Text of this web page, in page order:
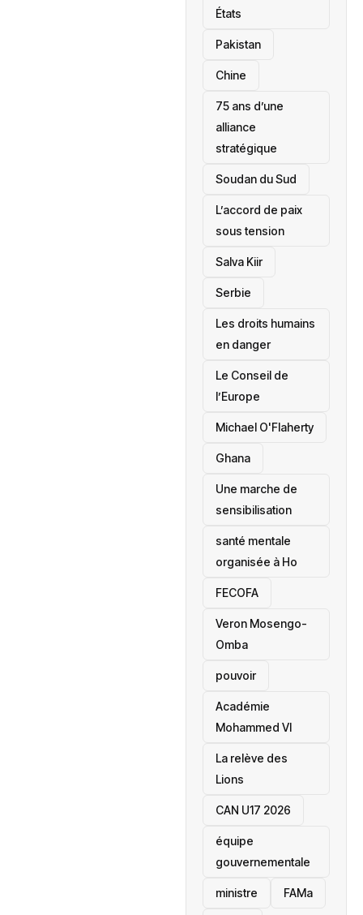
États
‎Pakistan
Chine
75 ans d’une
alliance
stratégique
‎Soudan du Sud
L’accord de paix
sous tension
Salva Kiir
‎Serbie
Les droits humains
en danger
‎Le Conseil de
l’Europe
Michael O'Flaherty
‎Ghana
Une marche de
sensibilisation
santé mentale
organisée à Ho
‎FECOFA
Veron Mosengo-
Omba
pouvoir
Académie
Mohammed VI
La relève des
Lions
CAN U17 2026
équipe
gouvernementale
ministre FAMa